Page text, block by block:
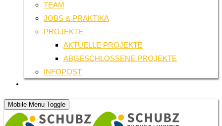
TEAM
JOBS & PRAKTIKA
PROJEKTE
AKTUELLE PROJEKTE
ABGESCHLOSSENE PROJEKTE
INFOPOST
Mobile Menu Toggle